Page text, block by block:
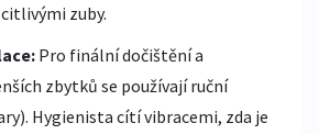
zuby.
Pro finální dočištění a
zbytků se používají ruční
Hygienista cítí vibracemi, zda je